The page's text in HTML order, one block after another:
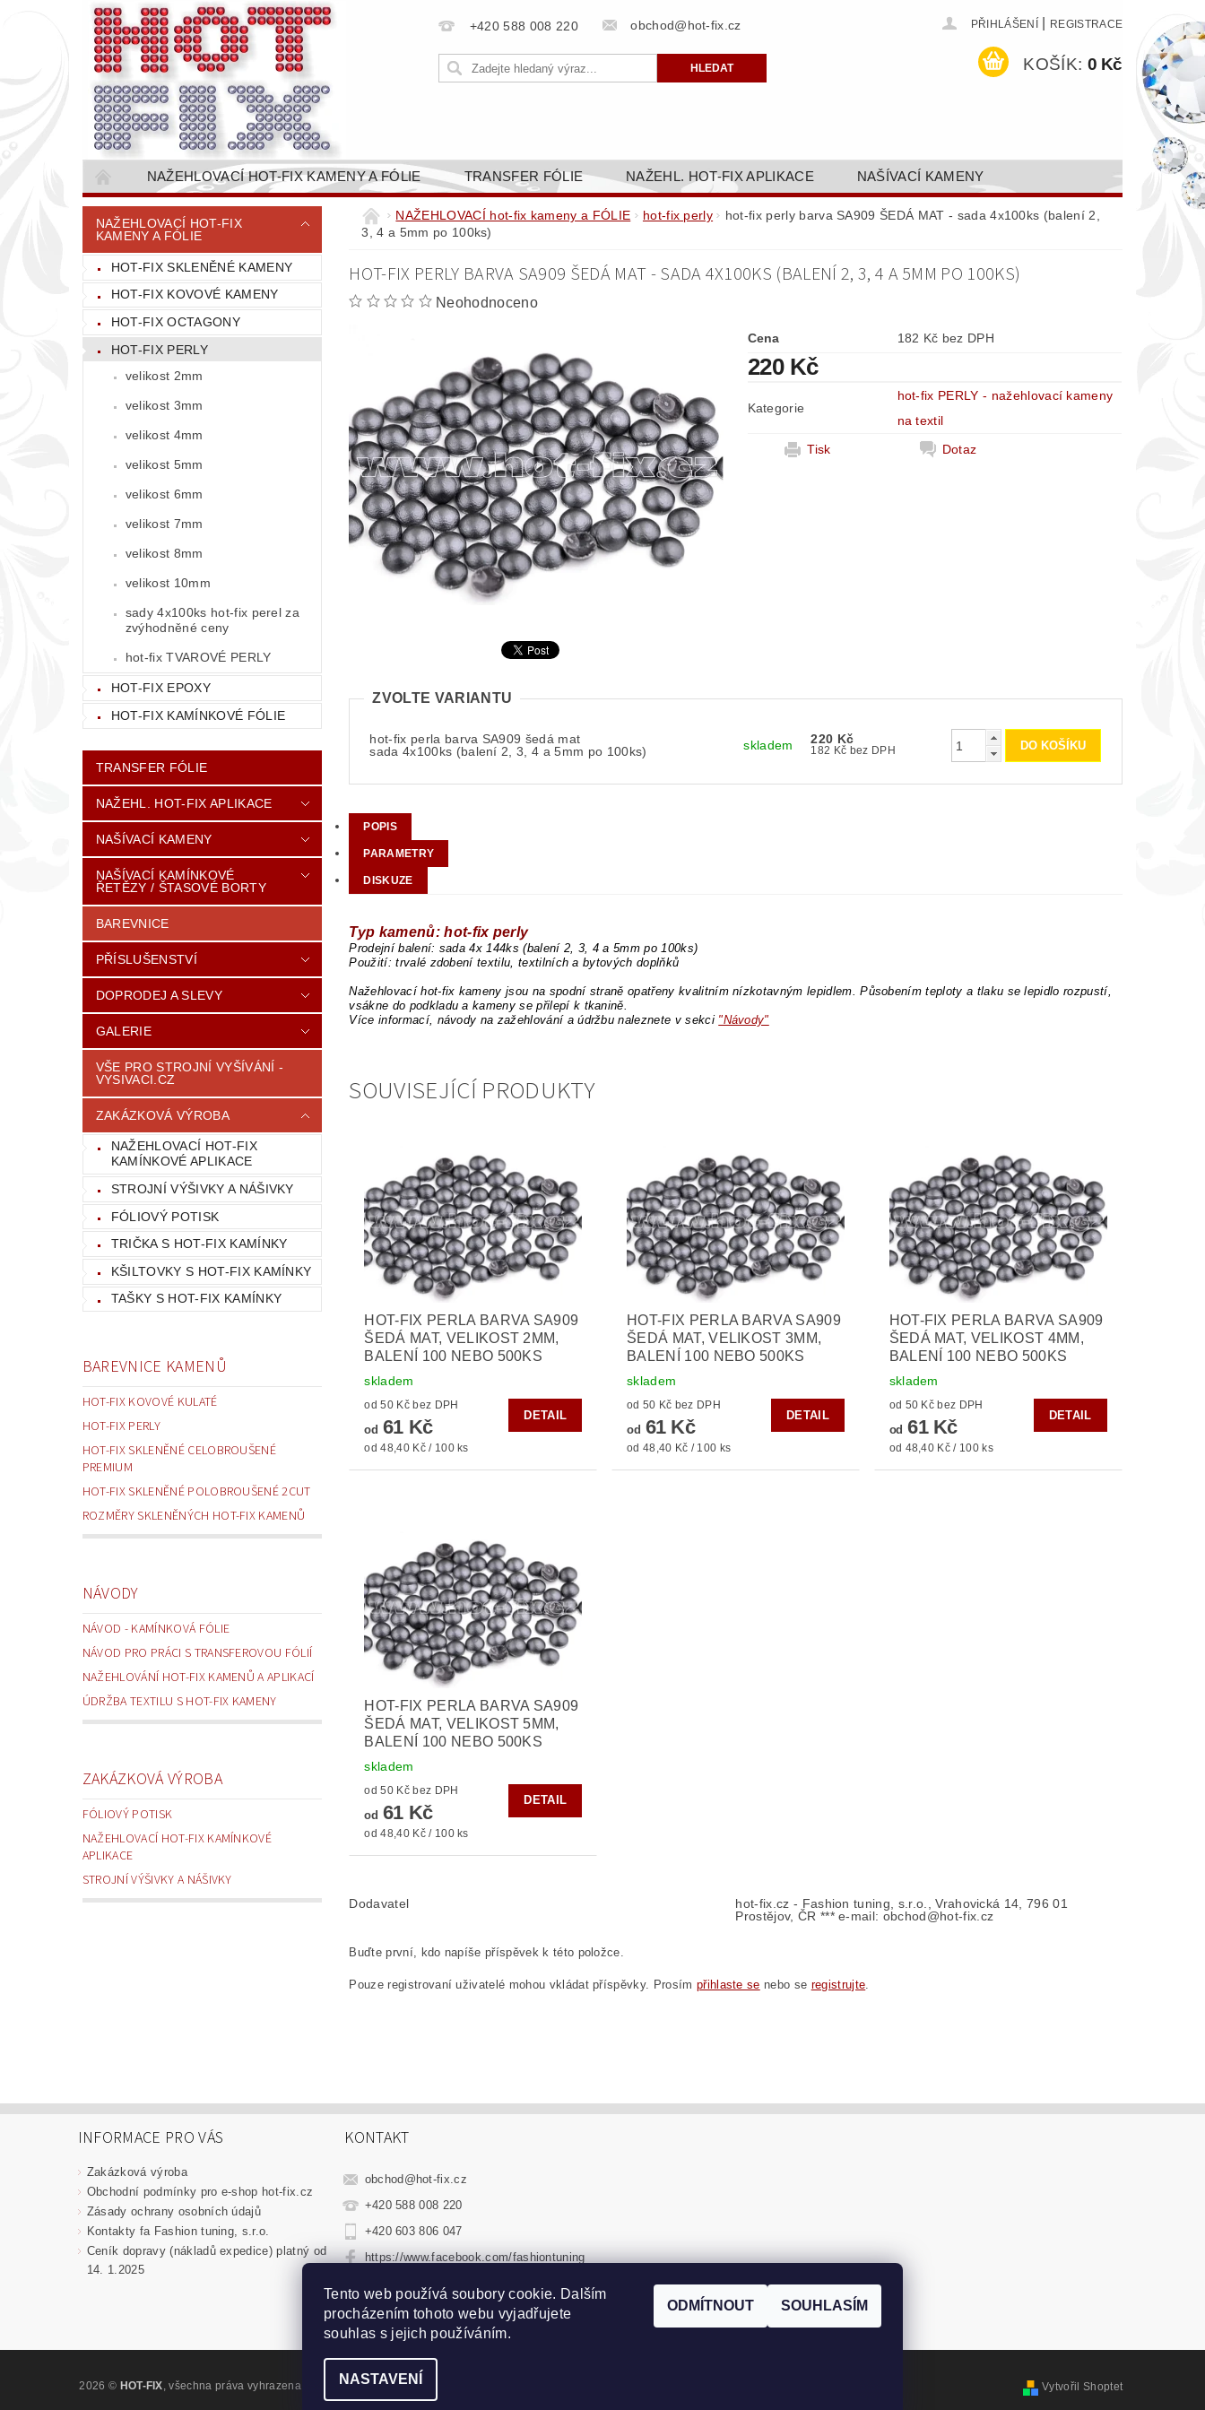
+420 588 008 220 obchod@hot-fix.cz PŘIHLÁŠENÍ REGISTRACE
KOŠÍK: 0 Kč
NAŽEHLOVACÍ HOT-FIX KAMENY A FÓLIE TRANSFER FÓLIE NAŽEHL. HOT-FIX APLIKACE NAŠÍVACÍ KAMENY
NAŠÍVACÍ KAMÍNKOVÉ ŘETĚZY / ŠTASOVÉ BORTY BAREVNICE PŘÍSLUŠENSTVÍ DOPRODEJ A SLEVY GALERIE
VŠE PRO STROJNÍ VYŠÍVÁNÍ - VYSIVACI.CZ ZAKÁZKOVÁ VÝROBA
BAREVNICE KAMENŮ OBCHODNÍ PODMÍNKY PRO E-SHOP HOT-FIX.CZ ZÁSADY OCHRANY OSOBNÍCH ÚDAJŮ
CENÍK DOPRAVY (NÁKLADŮ EXPEDICE) PLATNÝ OD 14. 1.2025
NAŽEHLOVACÍ HOT-FIX
KAMENY A FÓLIE
HOT-FIX SKLENĚNÉ KAMENY
HOT-FIX KOVOVÉ KAMENY
HOT-FIX OCTAGONY
HOT-FIX PERLY
velikost 2mm
velikost 3mm
velikost 4mm
velikost 5mm
velikost 6mm
velikost 7mm
velikost 8mm
velikost 10mm
sady 4x100ks hot-fix perel za
zvýhodněné ceny
hot-fix TVAROVÉ PERLY
HOT-FIX EPOXY
HOT-FIX KAMÍNKOVÉ FÓLIE
TRANSFER FÓLIE
NAŽEHL. HOT-FIX APLIKACE
NAŠÍVACÍ KAMENY
NAŠÍVACÍ KAMÍNKOVÉ
ŘETĚZY / ŠTASOVÉ BORTY
BAREVNICE
PŘÍSLUŠENSTVÍ
DOPRODEJ A SLEVY
GALERIE
VŠE PRO STROJNÍ VYŠÍVÁNÍ -
VYSIVACI.CZ
ZAKÁZKOVÁ VÝROBA
NAŽEHLOVACÍ HOT-FIX
KAMÍNKOVÉ APLIKACE
STROJNÍ VÝŠIVKY A NÁŠIVKY
FÓLIOVÝ POTISK
TRIČKA S HOT-FIX KAMÍNKY
KŠILTOVKY S HOT-FIX KAMÍNKY
TAŠKY S HOT-FIX KAMÍNKY
BAREVNICE KAMENŮ
HOT-FIX KOVOVÉ KULATÉ
HOT-FIX PERLY
HOT-FIX SKLENĚNÉ CELOBROUŠENÉ
PREMIUM
HOT-FIX SKLENĚNÉ POLOBROUŠENÉ 2CUT
ROZMĚRY SKLENĚNÝCH HOT-FIX KAMENŮ
NÁVODY
NÁVOD - KAMÍNKOVÁ FÓLIE
NÁVOD PRO PRÁCI S TRANSFEROVOU FÓLIÍ
NAŽEHLOVÁNÍ HOT-FIX KAMENŮ A APLIKACÍ
ÚDRŽBA TEXTILU S HOT-FIX KAMENY
ZAKÁZKOVÁ VÝROBA
FÓLIOVÝ POTISK
NAŽEHLOVACÍ HOT-FIX KAMÍNKOVÉ
APLIKACE
STROJNÍ VÝŠIVKY A NÁŠIVKY
NAŽEHLOVACÍ hot-fix kameny a FÓLIE hot-fix perly
hot-fix perly barva SA909 ŠEDÁ MAT - sada 4x100ks (balení 2,
3, 4 a 5mm po 100ks)
HOT-FIX PERLY BARVA SA909 ŠEDÁ MAT - SADA 4X100KS (BALENÍ 2, 3, 4 A 5MM PO 100KS)
Neohodnoceno
Cena 182 Kč bez DPH
220 Kč
Kategorie
hot-fix PERLY - nažehlovací kameny
na textil
Tisk
Dotaz
ZVOLTE VARIANTU
hot-fix perla barva SA909 šedá mat
sada 4x100ks (balení 2, 3, 4 a 5mm po 100ks)
skladem 220 Kč
182 Kč bez DPH
POPIS
PARAMETRY
DISKUZE
Typ kamenů: hot-fix perly
Prodejní balení: sada 4x 144ks (balení 2, 3, 4 a 5mm po 100ks)
Použití: trvalé zdobení textilu, textilních a bytových doplňků
Nažehlovací hot-fix kameny jsou na spodní straně opatřeny kvalitním nízkotavným lepidlem. Působením teploty a tlaku se lepidlo rozpustí,
vsákne do podkladu a kameny se přilepí k tkanině.
Více informací, návody na zažehlování a údržbu naleznete v sekci "Návody"
SOUVISEJÍCÍ PRODUKTY
HOT-FIX PERLA BARVA SA909
ŠEDÁ MAT, VELIKOST 2MM,
BALENÍ 100 NEBO 500KS
skladem
od 50 Kč bez DPH
od 61 Kč
od 48,40 Kč / 100 ks
DETAIL
HOT-FIX PERLA BARVA SA909
ŠEDÁ MAT, VELIKOST 3MM,
BALENÍ 100 NEBO 500KS
skladem
od 50 Kč bez DPH
od 61 Kč
od 48,40 Kč / 100 ks
DETAIL
HOT-FIX PERLA BARVA SA909
ŠEDÁ MAT, VELIKOST 4MM,
BALENÍ 100 NEBO 500KS
skladem
od 50 Kč bez DPH
od 61 Kč
od 48,40 Kč / 100 ks
DETAIL
HOT-FIX PERLA BARVA SA909
ŠEDÁ MAT, VELIKOST 5MM,
BALENÍ 100 NEBO 500KS
skladem
od 50 Kč bez DPH
od 61 Kč
od 48,40 Kč / 100 ks
DETAIL
Dodavatel
hot-fix.cz - Fashion tuning, s.r.o., Vrahovická 14, 796 01
Prostějov, ČR *** e-mail: obchod@hot-fix.cz
Buďte první, kdo napíše příspěvek k této položce.
Pouze registrovaní uživatelé mohou vkládat příspěvky. Prosím přihlaste se nebo se registrujte
INFORMACE PRO VÁS
Zakázková výroba
Obchodní podmínky pro e-shop hot-fix.cz
Zásady ochrany osobních údajů
Kontakty fa Fashion tuning, s.r.o.
Ceník dopravy (nákladů expedice) platný od
14. 1.2025
KONTAKT
obchod @ hot-fix.cz
+420 588 008 220
+420 603 806 047
https://www.facebook.com/fashiontuning
Zboží.cz | Heureka.cz Vyšívací.cz |
2026 © HOT-FIX , všechna práva vyhrazena Vytvořil Shoptet
Tento web používá soubory cookie. Dalším
procházením tohoto webu vyjadřujete
souhlas s jejich používáním.
NASTAVENÍ
ODMÍTNOUT SOUHLASÍM